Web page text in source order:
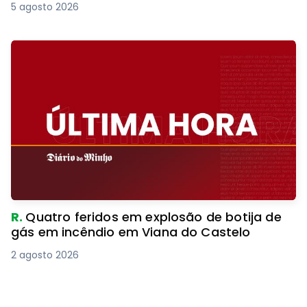
5 agosto 2026
R. Quatro feridos em explosão de botija de
gás em incêndio em Viana do Castelo
2 agosto 2026